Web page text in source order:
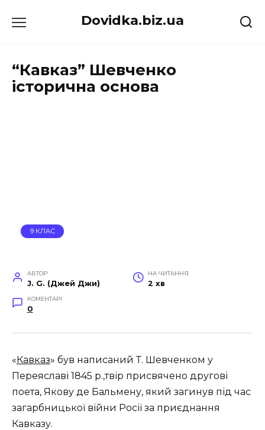
до
Dovidka.biz.ua
“Кавказ” Шевченко
історична основа
9 КЛАС
АВТОР
J. G. (Джей Джи)
НА ЧИТАННЯ
2 хв
КОМЕНТАРІ
0
«Кавказ» був написаний Т. Шевченком у
Переяславі 1845 p.,твір присвячено другові
поета, Якову де Бальмену, який загинув під час
загарбницької війни Росії за приєднання
Кавказу.